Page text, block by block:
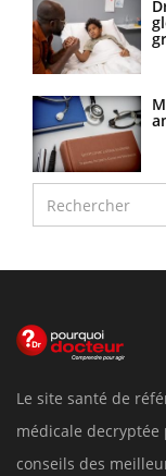
Le site santé de
médicale decryptée
conseils des